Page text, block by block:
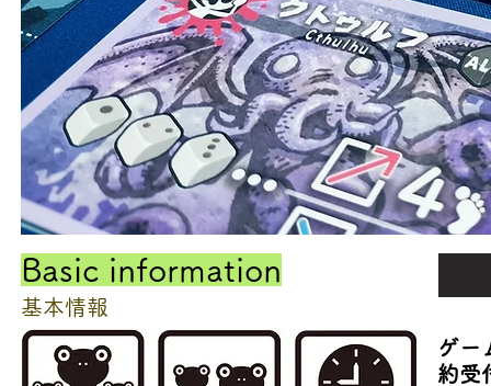
​Basic information
基本情報
ゲー
約受